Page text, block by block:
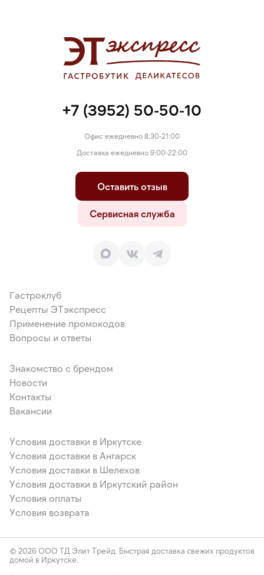
+7 (3952) 50-50-10
Офис ежедневно 8:30-21:00
Доставка ежедневно 9:00-22:00
Оставить отзыв
Сервисная служба
Гастроклуб
Рецепты ЭТэкспресс
Применение промокодов
Вопросы и ответы
Знакомство с брендом
Новости
Контакты
Вакансии
Условия доставки в Иркутске
Условия доставки в Ангарск
Условия доставки в Шелехов
Условия доставки в Иркутский район
Условия оплаты
Условия возврата
© 2026 ООО ТД Элит Трейд. Быстрая доставка свежих продуктов
домой в Иркутске.